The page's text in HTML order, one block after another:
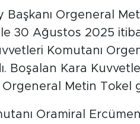
Başkanı Orgeneral
30 Ağustos 2025
Komutanı
Boşalan Kara
Orgeneral Metin Tokel
Oramiral